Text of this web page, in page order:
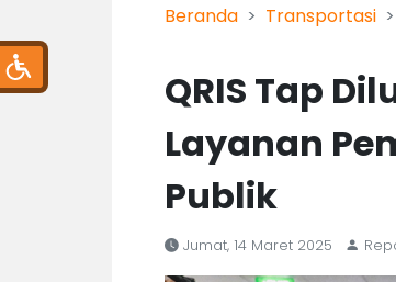
Beranda Transportasi
QRIS Tap
Layanan
Publik
Jumat, 14 Maret 2025